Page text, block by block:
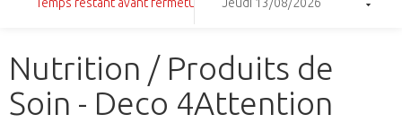
Nutrition / Produits de
Soin - Deco 4Attention